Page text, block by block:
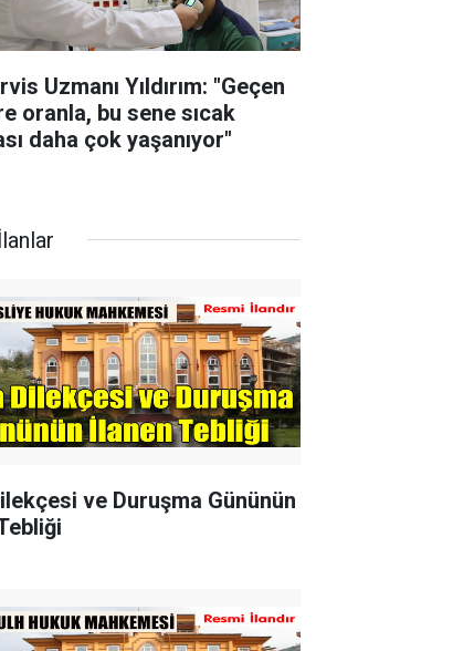
Uzmanı Yıldırım: "Geçen
oranla, bu sene sıcak
daha çok yaşanıyor"
ve Duruşma Gününün